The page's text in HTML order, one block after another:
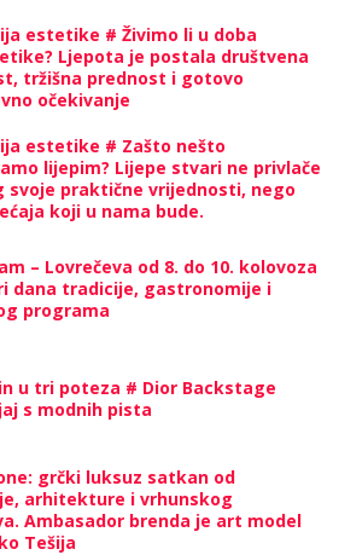
estetike # Živimo li u doba
Ljepota je postala društvena
tržišna prednost i gotovo
očekivanje
estetike # Zašto nešto
lijepim? Lijepe stvari ne privlače
svoje praktične vrijednosti, nego
koji u nama bude.
– Lovrečeva od 8. do 10. kolovoza
dana tradicije, gastronomije i
programa
u tri poteza # Dior Backstage
s modnih pista
grčki luksuz satkan od
arhitekture i vrhunskog
Ambasador brenda je art model
Tešija